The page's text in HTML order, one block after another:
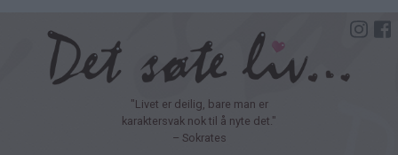
"Livet er deilig, bare man er
karaktersvak nok til å nyte det."
– Sokrates